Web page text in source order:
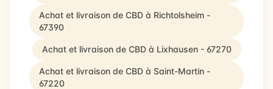
Achat et livraison de CBD à Richtolsheim -
67390
Achat et livraison de CBD à Lixhausen - 67270
Achat et livraison de CBD à Saint-Martin -
67220